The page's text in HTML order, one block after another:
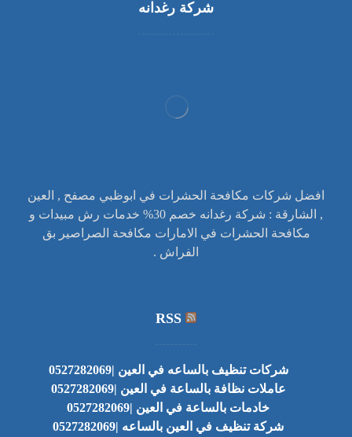
شركة رغدانه
افضل شركات مكافحة الحشرات في ابوظبي مصفح , العين
, الشارقة : شركة رغدانه خصم 30% خدمات رش مبيدات و
مكافحة الحشرات في الامارات مكافحة الصراصير بق
الفراش .
RSS
شركات تنظيف بالساعه في العين |0527282069
عاملات نظافة بالساعة في العين |0527282069
خادمات بالساعة في العين |0527282069
شركة تنظيف في العين بالساعه |0527282069